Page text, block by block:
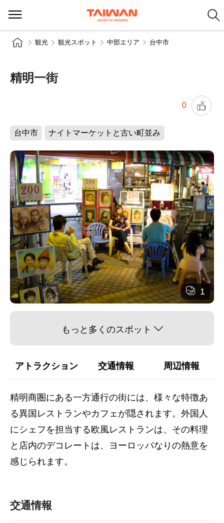
観光 観光スポット 中部エリア 台中市
精明一街
0
台中市 ナイトマーケットと古い町並み
1
もっと多くのスポット
アトラクション 交通情報 周辺情報
精明商圏にある一方通行の街には、様々な特徴あ
る異国レストランやカフェが隠されます。外国人
にシェフを担当する欧風レストランは、その料理
と店内のデコレートは、ヨーロッパなりの熱意を
感じられます。
交通情報